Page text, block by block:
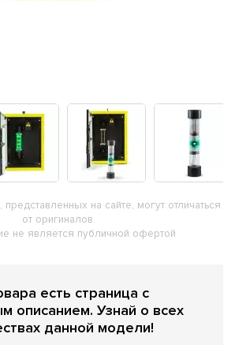
на сайте, могут отличаться
от оригиналов.
не является публичной офертой
есть страница с
описанием. Узнай о всех
данной модели!